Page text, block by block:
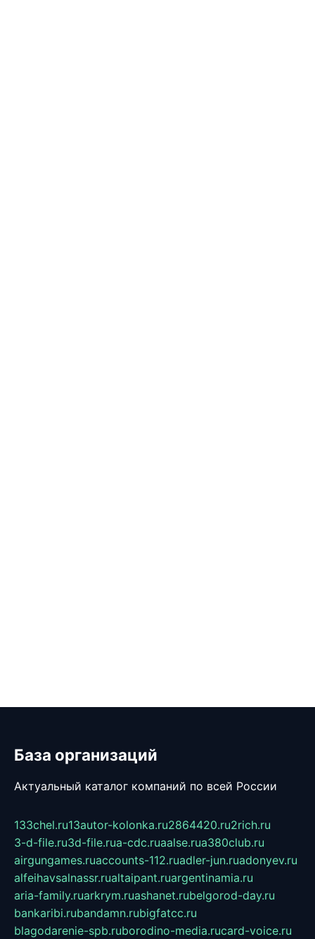
База организаций
Актуальный каталог компаний по всей России
133chel.ru13autor-kolonka.ru2864420.ru2rich.ru
3-d-file.ru3d-file.rua-cdc.ruaalse.rua380club.ru
airgungames.ruaccounts-112.ruadler-jun.ruadonyev.ru
alfeihavsalnassr.rualtaipant.ruargentinamia.ru
aria-family.ruarkrym.ruashanet.rubelgorod-day.ru
bankaribi.rubandamn.rubigfatcc.ru
blagodarenie-spb.ruborodino-media.rucard-voice.ru